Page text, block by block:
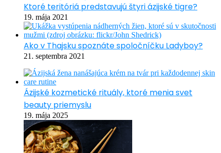
Ktoré teritóriá predstavujú štyri ázijské tigre?
19. mája 2021
Ako v Thajsku spoznáte spoločníčku Ladyboy?
21. septembra 2021
Ázijské kozmetické rituály, ktoré menia svet
beauty priemyslu
19. mája 2025